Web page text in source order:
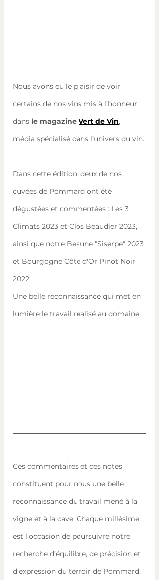
Nous avons eu le plaisir de voir
certains de nos vins mis à l’honneur
dans le magazine Vert de Vin,
média spécialisé dans l’univers du vin.
Dans cette édition, deux de nos
cuvées de Pommard ont été
dégustées et commentées : Les 3
Climats 2023 et Clos Beaudier 2023,
ainsi que notre Beaune "Siserpe" 2023
et Bourgogne Côte d'Or Pinot Noir
2022.
Une belle reconnaissance qui met en
lumière le travail réalisé au domaine.
Ces commentaires et ces notes
constituent pour nous une belle
reconnaissance du travail mené à la
vigne et à la cave. Chaque millésime
est l’occasion de poursuivre notre
recherche d’équilibre, de précision et
d’expression du terroir de Pommard.